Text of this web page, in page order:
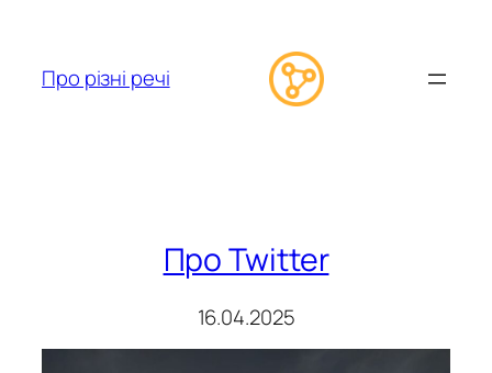
вмісту
Про різні речі
Про Twitter
16.04.2025